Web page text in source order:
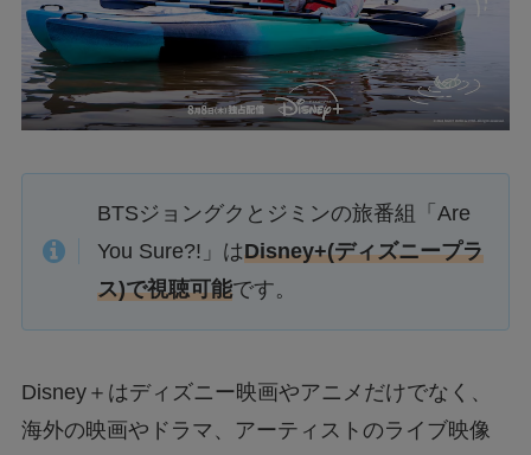
BTSジョングクとジミンの旅番組「Are
You Sure?!」はDisney+(ディズニープラ
ス)で視聴可能です。
Disney＋はディズニー映画やアニメだけでなく、
海外の映画やドラマ、アーティストのライブ映像